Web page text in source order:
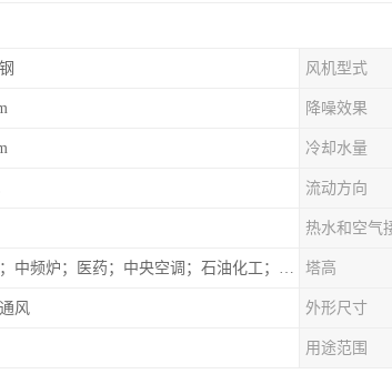
风机型式
降噪效果
冷却水量
流动方向
热水和空气
食品；中频炉；医药；中央空调；石油化工；锻造；冶金；电子；新材料 塔高
风 外形尺寸
用途范围